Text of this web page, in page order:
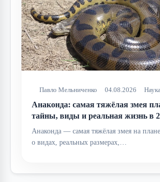
Павло Мельниченко 04.08.2026
Анаконда: самая тяжёлая змея
тайны, виды и реальная жизнь в
Анаконда — самая тяжёлая змея на
о видах, реальных размерах,…